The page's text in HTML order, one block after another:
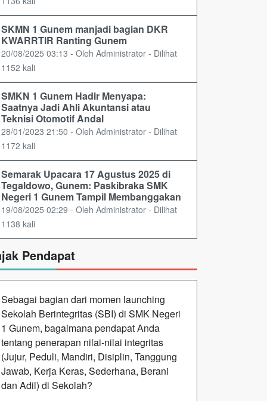
SKMN 1 Gunem manjadi bagian DKR
KWARRTIR Ranting Gunem
20/08/2025 03:13 - Oleh Administrator - Dilihat
1152 kali
SMKN 1 Gunem Hadir Menyapa:
Saatnya Jadi Ahli Akuntansi atau
Teknisi Otomotif Andal
28/01/2023 21:50 - Oleh Administrator - Dilihat
1172 kali
Semarak Upacara 17 Agustus 2025 di
Tegaldowo, Gunem: Paskibraka SMK
Negeri 1 Gunem Tampil Membanggakan
19/08/2025 02:29 - Oleh Administrator - Dilihat
1138 kali
Pendapat
Sebagai bagian dari momen launching
Sekolah Berintegritas (SBI) di SMK Negeri
1 Gunem, bagaimana pendapat Anda
tentang penerapan nilai-nilai integritas
(Jujur, Peduli, Mandiri, Disiplin, Tanggung
Jawab, Kerja Keras, Sederhana, Berani
dan Adil) di Sekolah?